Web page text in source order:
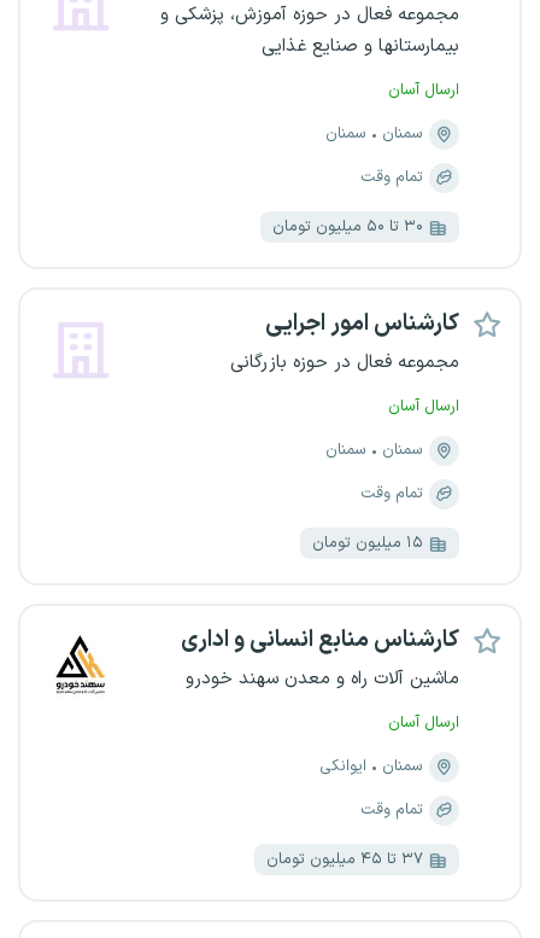
مجموعه فعال در حوزه آموزش، پزشکی و
بیمارستانها و صنایع غذایی
ارسال آسان
سمنان
سمنان
تمام وقت
۳۰ تا ۵۰ میلیون تومان
کارشناس امور اجرایی
مجموعه فعال در حوزه بازرگانی
ارسال آسان
سمنان
سمنان
تمام وقت
۱۵ میلیون تومان
کارشناس منابع انسانی و اداری
ماشین آلات راه و معدن سهند خودرو
ارسال آسان
سمنان
ایوانکی
تمام وقت
۳۷ تا ۴۵ میلیون تومان